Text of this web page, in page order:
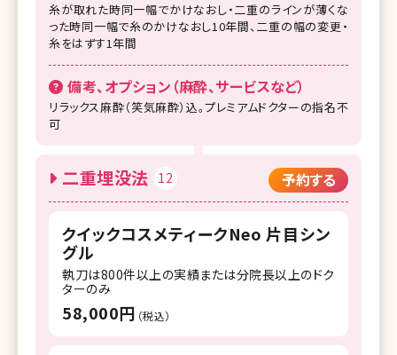
糸が取れた時同一幅でかけなおし・二重のラインが薄くな
った時同一幅で糸のかけなおし10年間、二重の幅の変更・
糸をはずす1年間
備考、オプション（麻酔、サービスなど）
リラックス麻酔（笑気麻酔）込。プレミアムドクターの指名不
可
二重埋没法 12 予約する
クイックコスメティークNeo 片目シン
グル
執刀は800件以上の実績または分院長以上のドク
ターのみ
58,000円 （税込）